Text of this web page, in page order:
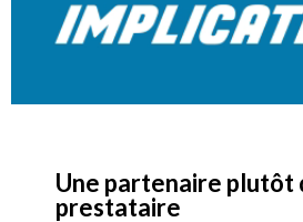
Une partenaire plutôt
prestataire